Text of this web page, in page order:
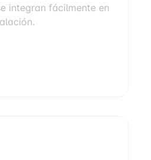
integran fácilmente en